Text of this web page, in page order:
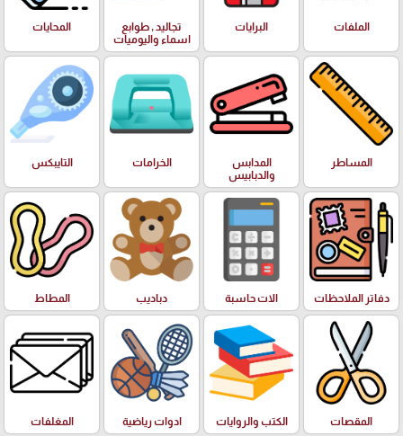
الملفات البرايات
تجاليد , طوابع
اسماء واليوميات
المحايات
المساطر
المدابس
والدبابيس
الخرامات التايبكس
دفاتر الملاحظات الات حاسبة دباديب المطاط
المقصات الكتب والروايات ادوات رياضية المغلفات